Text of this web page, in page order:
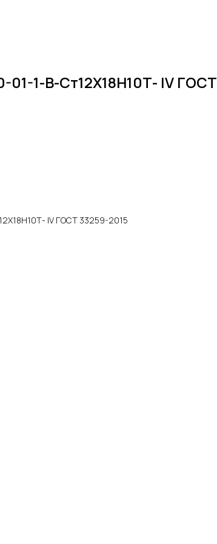
01-1-В-Ст12Х18Н10Т- lV ГОСТ
lV ГОСТ 33259-2015